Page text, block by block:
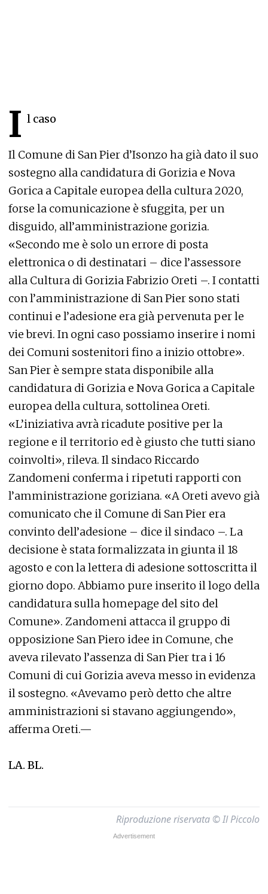
I l caso
Il Comune di San Pier d’Isonzo ha già dato il suo
sostegno alla candidatura di Gorizia e Nova
Gorica a Capitale europea della cultura 2020,
forse la comunicazione è sfuggita, per un
disguido, all’amministrazione gorizia.
«Secondo me è solo un errore di posta
elettronica o di destinatari – dice l’assessore
alla Cultura di Gorizia Fabrizio Oreti –. I contatti
con l’amministrazione di San Pier sono stati
continui e l’adesione era già pervenuta per le
vie brevi. In ogni caso possiamo inserire i nomi
dei Comuni sostenitori fino a inizio ottobre».
San Pier è sempre stata disponibile alla
candidatura di Gorizia e Nova Gorica a Capitale
europea della cultura, sottolinea Oreti.
«L’iniziativa avrà ricadute positive per la
regione e il territorio ed è giusto che tutti siano
coinvolti», rileva. Il sindaco Riccardo
Zandomeni conferma i ripetuti rapporti con
l’amministrazione goriziana. «A Oreti avevo già
comunicato che il Comune di San Pier era
convinto dell’adesione – dice il sindaco –. La
decisione è stata formalizzata in giunta il 18
agosto e con la lettera di adesione sottoscritta il
giorno dopo. Abbiamo pure inserito il logo della
candidatura sulla homepage del sito del
Comune». Zandomeni attacca il gruppo di
opposizione San Piero idee in Comune, che
aveva rilevato l’assenza di San Pier tra i 16
Comuni di cui Gorizia aveva messo in evidenza
il sostegno. «Avevamo però detto che altre
amministrazioni si stavano aggiungendo»,
afferma Oreti.—
LA. BL.
Riproduzione riservata © Il Piccolo